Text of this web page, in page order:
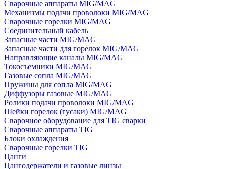
Сварочные аппараты MIG/MAG
Механизмы подачи проволоки MIG/MAG
Сварочные горелки MIG/MAG
Соединительный кабель
Запасные части MIG/MAG
Запасные части для горелок MIG/MAG
Направляющие каналы MIG/MAG
Токосъемники MIG/MAG
Газовые сопла MIG/MAG
Пружины для сопла MIG/MAG
Диффузоры газовые MIG/MAG
Ролики подачи проволоки MIG/MAG
Шейки горелок (гусаки) MIG/MAG
Сварочное оборудование для TIG сварки
Сварочные аппараты TIG
Блоки охлаждения
Сварочные горелки TIG
Цанги
Цангодержатели и газовые линзы